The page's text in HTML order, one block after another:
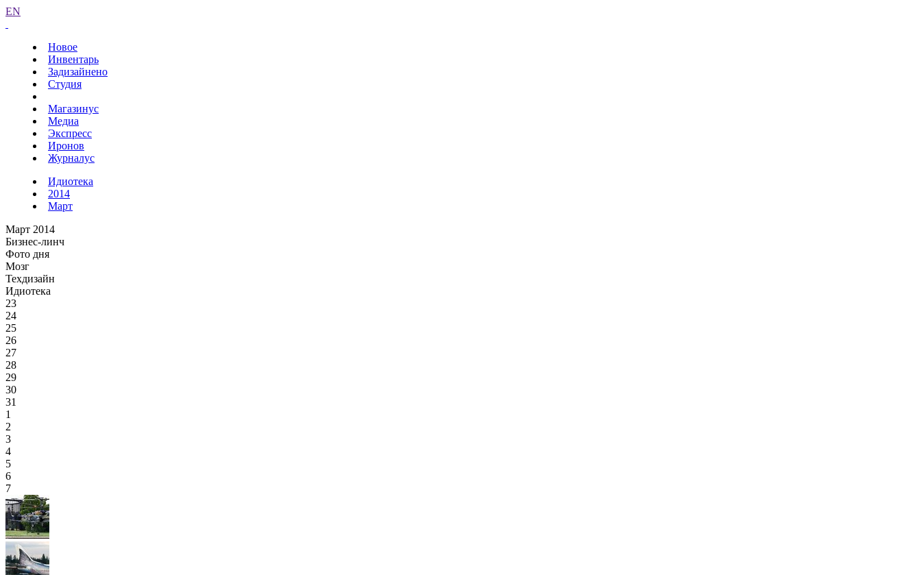
EN
Новое
Инвентарь
Задизайнено
Студия
Магазинус
Медиа
Экспресс
Иронов
Журналус
Идиотека
2014
Март
Март 2014
Бизнес-линч
Фото дня
Мозг
Техдизайн
Идиотека
23
24
25
26
27
28
29
30
31
1
2
3
4
5
6
7